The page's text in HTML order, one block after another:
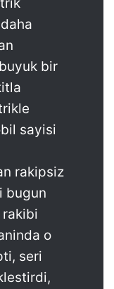
bir
sayisi
rakipsiz
bugun
rakibi
o
seri